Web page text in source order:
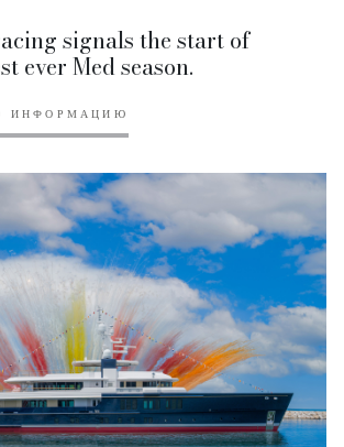
signals the start of
ever Med season.
ИНФОРМАЦИЮ